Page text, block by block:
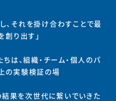
、それを掛け合わすことで最
創り出す」
は、組織・チーム・個人のパ
の実験検証の場
果を次世代に繋いでいきた